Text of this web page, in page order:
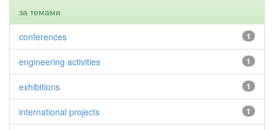
за темами
1
conferences
1
engineering activities
1
exhibitions
1
international projects